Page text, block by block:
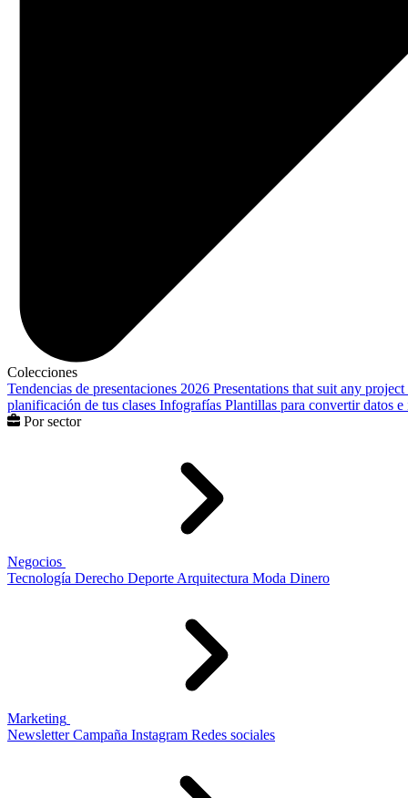
Colecciones
Tendencias de presentaciones 2026 Presentations that suit any project
planificación de tus clases Infografías Plantillas para convertir datos
Por sector
Negocios
Tecnología Derecho Deporte Arquitectura Moda Dinero
Marketing
Newsletter Campaña Instagram Redes sociales